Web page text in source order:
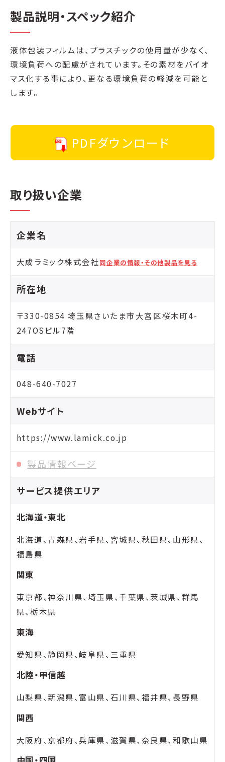
製品説明・スペック紹介
液体包装フィルムは、プラスチックの使用量が少なく、
環境負荷への配慮がされています。その素材をバイオ
マス化する事により、更なる環境負荷の軽減を可能と
します。
PDFダウンロード
取り扱い企業
企業名
大成ラミック株式会社同企業の情報・その他製品を見る
所在地
〒330-0854 埼玉県さいたま市大宮区桜木町4-
247OSビル7階
電話
048-640-7027
Webサイト
https://www.lamick.co.jp
製品情報ページ
サービス提供エリア
北海道・東北
北海道、青森県、岩手県、宮城県、秋田県、山形県、
福島県
関東
東京都、神奈川県、埼玉県、千葉県、茨城県、群馬
県、栃木県
東海
愛知県、静岡県、岐阜県、三重県
北陸・甲信越
山梨県、新潟県、富山県、石川県、福井県、長野県
関西
大阪府、京都府、兵庫県、滋賀県、奈良県、和歌山県